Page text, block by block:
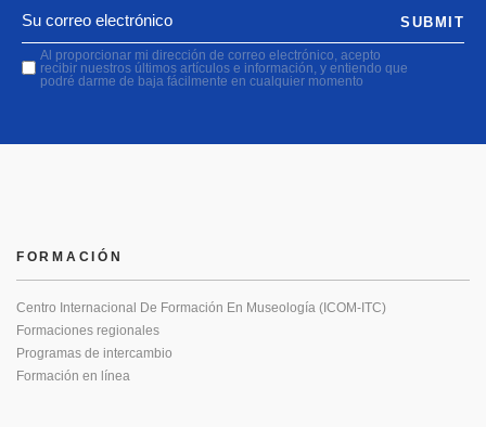
Al proporcionar mi dirección de correo electrónico, acepto
recibir nuestros últimos artículos e información, y entiendo que
podré darme de baja fácilmente en cualquier momento
SUBMIT
FORMACIÓN
Centro Internacional De Formación En Museología (ICOM-ITC)
Formaciones regionales
Programas de intercambio
Formación en línea